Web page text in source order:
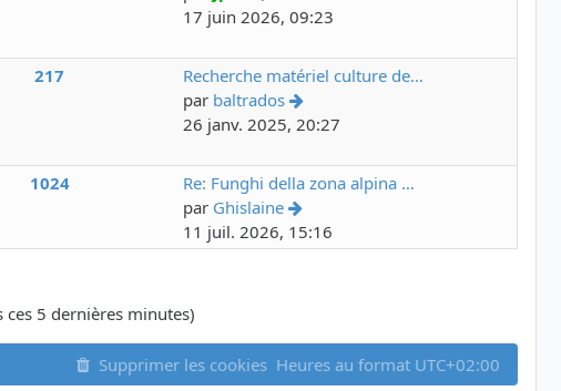
17 juin 2026, 09:23
217
Recherche matériel culture de…
par baltrados
26 janv. 2025, 20:27
1024
Re: Funghi della zona alpina …
par Ghislaine
11 juil. 2026, 15:16
5 dernières minutes)
Supprimer les cookies Heures au format UTC+02:00